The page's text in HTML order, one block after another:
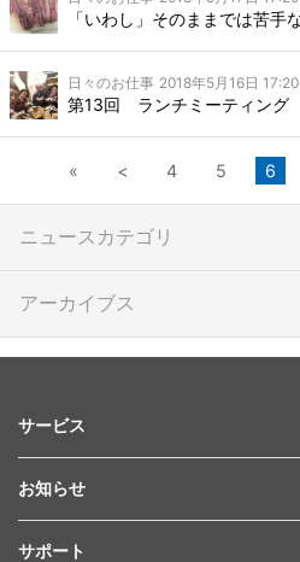
日々のお仕事 2018年5月16日 17:20
第13回 ランチミーティング
« < 4 5 6
ニュースカテゴリ
アーカイブス
サービス
お知らせ
サポート